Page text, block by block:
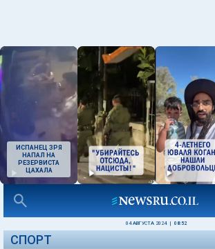
ИСПАНЕЦ ЗРЯ
НАПАЛ НА
РЕЗЕРВИСТА
ЦАХАЛА
04 АВГУСТА 2024 08:52
СПОРТ